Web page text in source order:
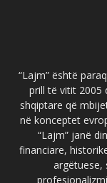
“Lajm” është
prill të vitit 2005
shqiptare që
në konceptet
“Lajm” janë
financiare,
argëtuese,